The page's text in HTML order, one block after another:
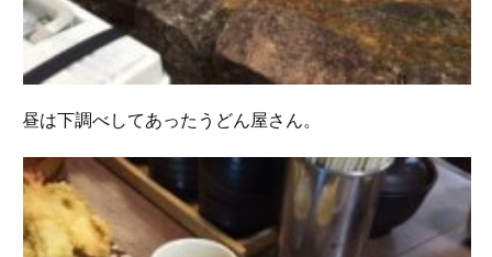
昼は下調べしてあったうどん屋さん。